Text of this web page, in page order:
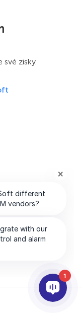
své zisky.
1